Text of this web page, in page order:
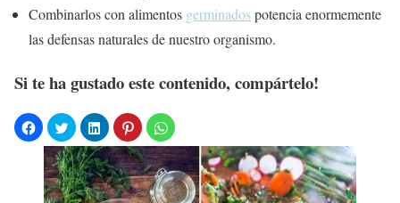
Combinarlos con alimentos germinadospotencia enormemente
las defensas naturales de nuestro organismo.
Si te ha gustado este contenido, compártelo!